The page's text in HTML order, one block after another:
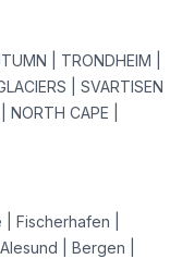
| TRONDHEIM |
| SVARTISEN
NORTH CAPE |
Fischerhafen |
| Bergen |